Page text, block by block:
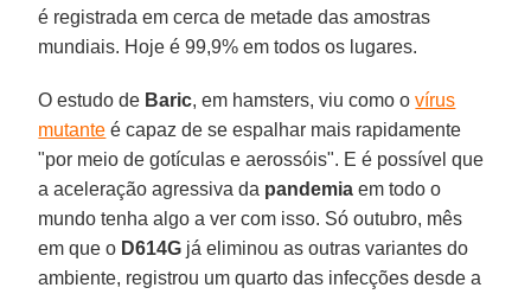
é registrada em cerca de metade das amostras
mundiais. Hoje é 99,9% em todos os lugares.
O estudo de Baric, em hamsters, viu como ovírus
mutante é capaz de se espalhar mais rapidamente
"por meio de gotículas e aerossóis". E é possível que
a aceleração agressiva da pandemia em todo o
mundo tenha algo a ver com isso. Só outubro, mês
em que o D614G já eliminou as outras variantes do
ambiente, registrou um quarto das infecções desde a